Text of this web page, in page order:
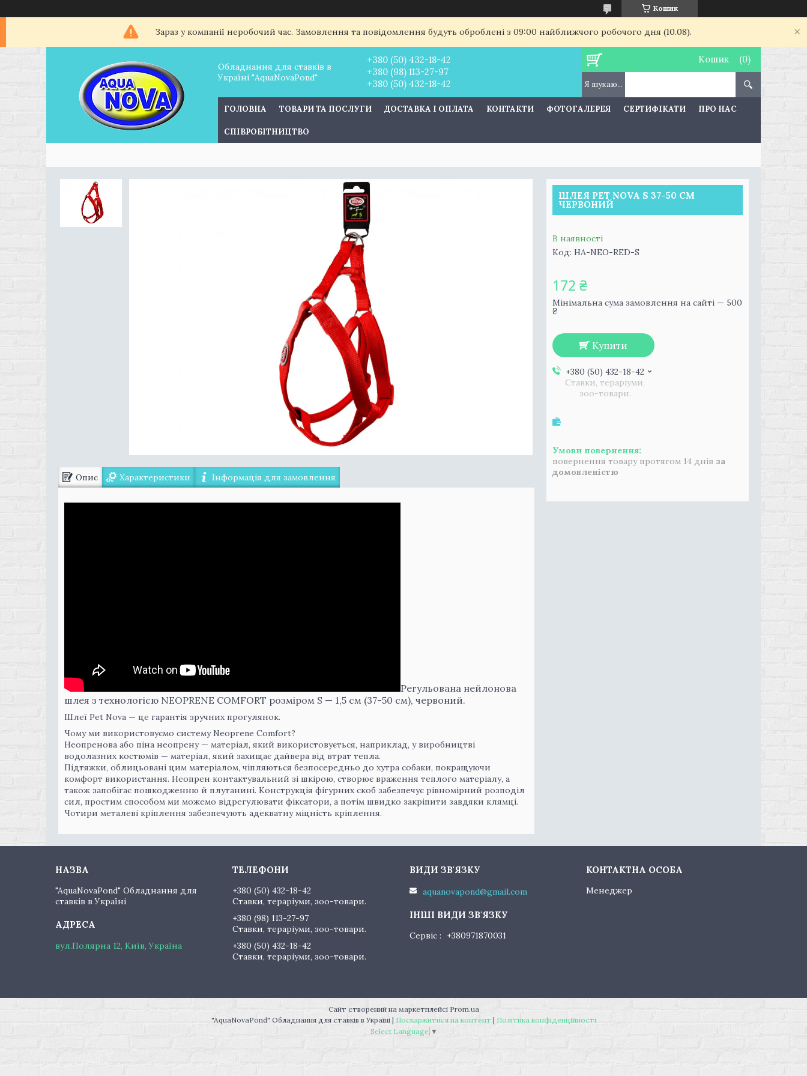
Кошик
Зараз у компанії неробочий час. Замовлення та повідомлення будуть оброблені з 09:00 найближчого робочого дня (10.08).
Обладнання для ставків в
Україні "AquaNovaPond"
+380 (50) 432-18-42
+380 (98) 113-27-97
+380 (50) 432-18-42
Кошик
ГОЛОВНА ТОВАРИ ТА ПОСЛУГИ ДОСТАВКА І ОПЛАТА КОНТАКТИ ФОТОГАЛЕРЕЯ СЕРТИФІКАТИ ПРО НАС
СПІВРОБІТНИЦТВО
Опис Характеристики Інформація для замовлення
Регульована нейлонова
шлея з технологією NEOPRENE COMFORT розміром S — 1,5 см (37-50 см), червоний.
Шлеї Pet Nova — це гарантія зручних прогулянок.
Чому ми використовуємо систему Neoprene Comfort?
Неопренова або піна неопрену — матеріал, який використовується, наприклад, у виробництві
водолазних костюмів — матеріал, який захищає дайвера від втрат тепла.
Підтяжки, облицьовані цим матеріалом, чіпляються безпосередньо до хутра собаки, покращуючи
комфорт використання. Неопрен контактувальний зі шкірою, створює враження теплого матеріалу, а
також запобігає пошкодженню й плутанині. Конструкція фігурних скоб забезпечує рівномірний розподіл
сил, простим способом ми можемо відрегулювати фіксатори, а потім швидко закріпити завдяки клямці.
Чотири металеві кріплення забезпечують адекватну міцність кріплення.
ШЛЕЯ PET NOVA S 37-50 СМ
ЧЕРВОНИЙ
В наявності
Код: HA-NEO-RED-S
172 ₴
Мінімальна сума замовлення на сайті — 500
₴
Купити
+380 (50) 432-18-42
Ставки, тераріуми,
зоо-товари.
повернення товару протягом 14 днів за
домовленістю
"AquaNovaPond" Обладнання для
ставків в Україні
вул.Полярна 12, Київ, Україна
+380 (50) 432-18-42
Ставки, тераріуми, зоо-товари.
+380 (98) 113-27-97
Ставки, тераріуми, зоо-товари.
+380 (50) 432-18-42
Ставки, тераріуми, зоо-товари.
aquanovapond@gmail.com
Сервіс +380971870031
Менеджер
Сайт створений на маркетплейсі Prom.ua
"AquaNovaPond" Обладнання для ставків в Україні | Поскаржитися на контент | Політика конфіденційності
Select Language ▼